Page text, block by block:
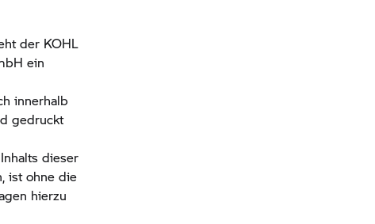
der KOHL
ein
innerhalb
gedruckt
dieser
ist ohne die
hierzu